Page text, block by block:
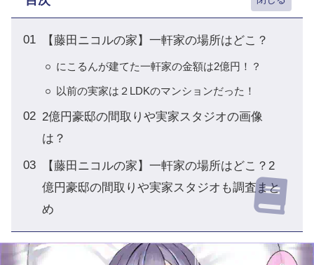
【藤田ニコルの家】一軒家の場所はどこ？
にこるんが建てた一軒家の金額は2億円！？
以前の実家は２LDKのマンションだった！
2億円豪邸の間取りや実家スタジオの画像
は？
【藤田ニコルの家】一軒家の場所はどこ？2
億円豪邸の間取りや実家スタジオも調査まと
め